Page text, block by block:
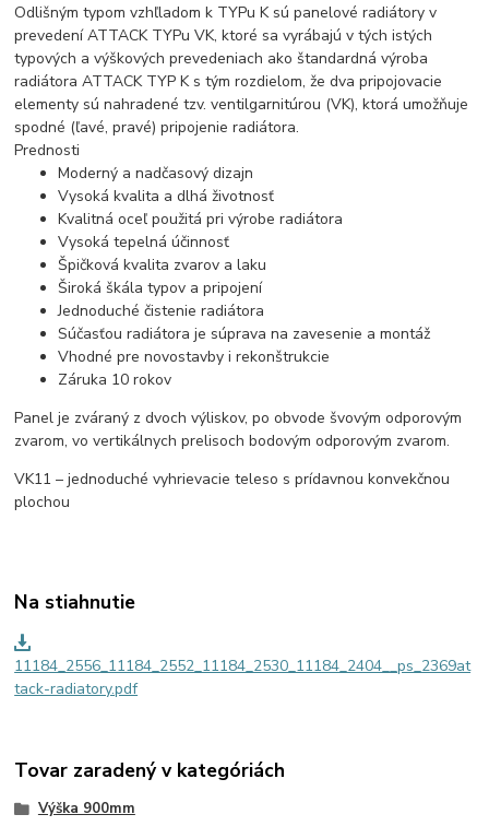
Odlišným typom vzhľladom k TYPu K sú panelové radiátory v
prevedení ATTACK TYPu VK, ktoré sa vyrábajú v tých istých
typových a výškových prevedeniach ako štandardná výroba
radiátora ATTACK TYP K s tým rozdielom, že dva pripojovacie
elementy sú nahradené tzv. ventilgarnitúrou (VK), ktorá umožňuje
spodné (ľavé, pravé) pripojenie radiátora.
Prednosti
Moderný a nadčasový dizajn
Vysoká kvalita a dlhá životnosť
Kvalitná oceľ použitá pri výrobe radiátora
Vysoká tepelná účinnosť
Špičková kvalita zvarov a laku
Široká škála typov a pripojení
Jednoduché čistenie radiátora
Súčasťou radiátora je súprava na zavesenie a montáž
Vhodné pre novostavby i rekonštrukcie
Záruka 10 rokov
Panel je zváraný z dvoch výliskov, po obvode švovým odporovým
zvarom, vo vertikálnych prelisoch bodovým odporovým zvarom.
VK11 – jednoduché vyhrievacie teleso s prídavnou konvekčnou
plochou
Na stiahnutie
11184_2556_11184_2552_11184_2530_11184_2404__ps_2369at
tack-radiatory.pdf
Tovar zaradený v kategóriách
Výška 900mm